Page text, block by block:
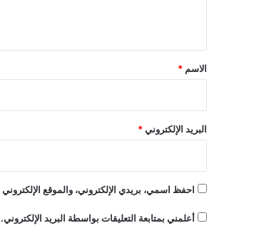
*
الاسم *
البريد الإلكتروني*
احفظ اسمي، بريدي الإلكتروني، والموقع
أعلمني بمتابعة التعليقات بواسطة البريد الإلكتروني.